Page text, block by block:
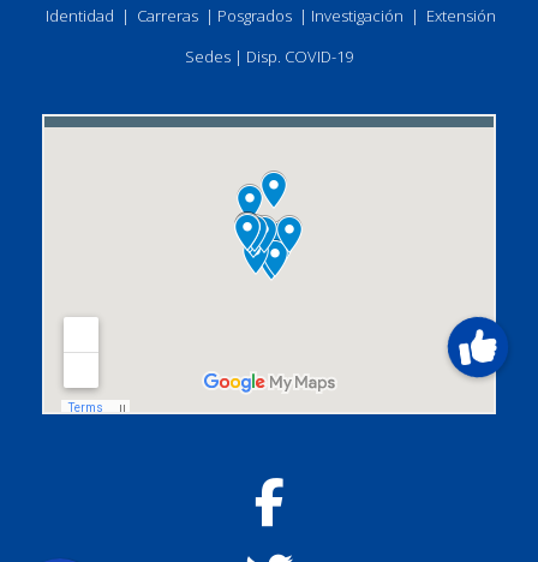
Identidad | Carreras | Posgrados | Investigación | Extensión
Sedes | Disp. COVID-19